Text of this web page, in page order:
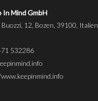
In Mind GmbH
12, Bozen, 39100, Italien
532286